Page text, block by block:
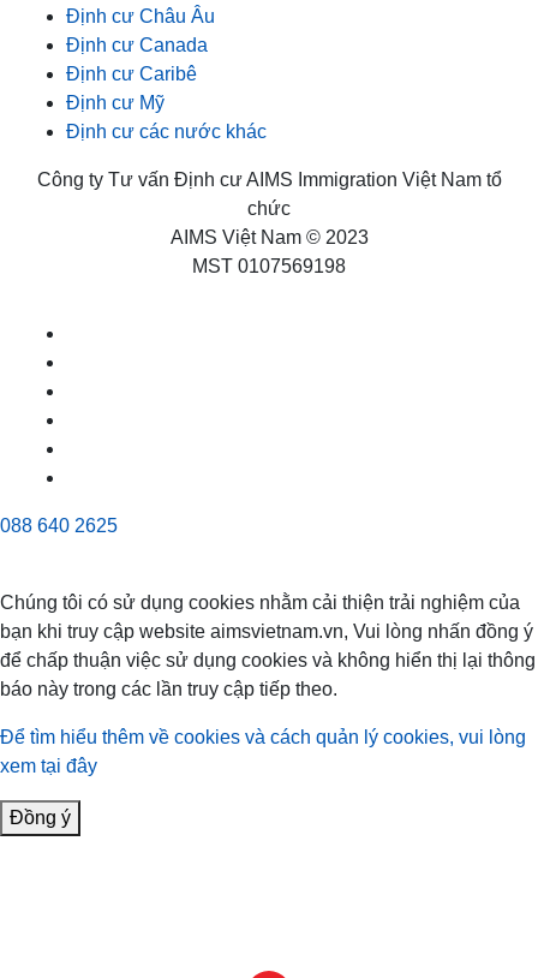
Định cư Châu Âu
Định cư Canada
Định cư Caribê
Định cư Mỹ
Định cư các nước khác
Công ty Tư vấn Định cư AIMS Immigration Việt Nam tổ
chức
AIMS Việt Nam © 2023
MST 0107569198
088 640 2625
Chúng tôi có sử dụng cookies nhằm cải thiện trải nghiệm của
bạn khi truy cập website aimsvietnam.vn, Vui lòng nhấn đồng ý
để chấp thuận việc sử dụng cookies và không hiển thị lại thông
báo này trong các lần truy cập tiếp theo.
Để tìm hiểu thêm về cookies và cách quản lý cookies, vui lòng
xem tại đây
Đồng ý